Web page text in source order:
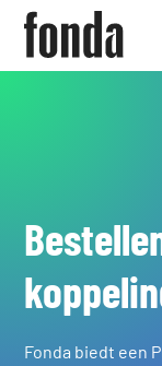
Fonda biedt een